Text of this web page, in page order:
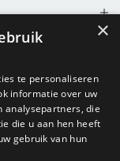
×
te personaliseren
informatie over uw
analysepartners, die
die u aan hen heeft
gebruik van hun